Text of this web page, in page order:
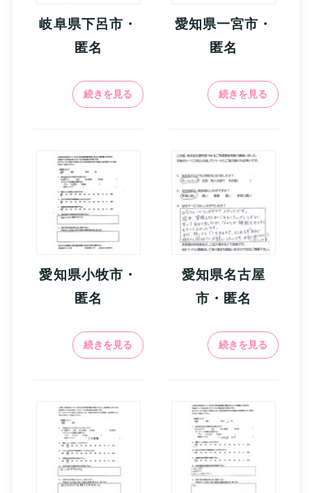
岐阜県下呂市・
匿名
続きを見る
愛知県一宮市・
匿名
続きを見る
愛知県小牧市・
匿名
続きを見る
愛知県名古屋
市・匿名
続きを見る